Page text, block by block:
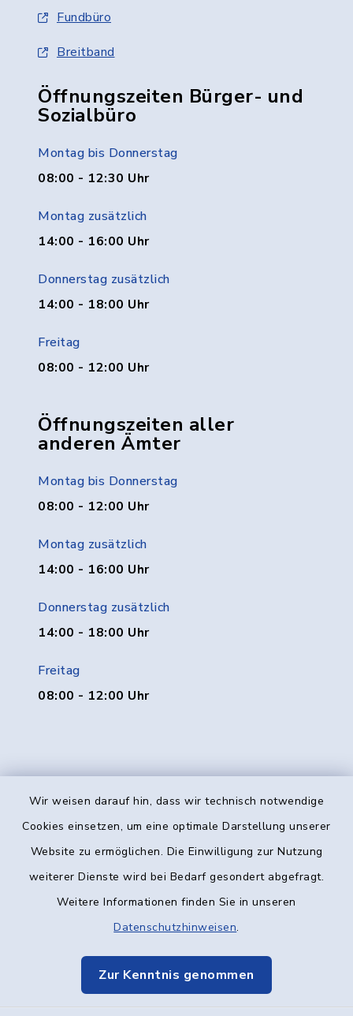
Wir weisen darauf hin, dass wir technisch notwendige
Cookies einsetzen, um eine optimale Darstellung unserer
Website zu ermöglichen. Die Einwilligung zur Nutzung
weiterer Dienste wird bei Bedarf gesondert abgefragt.
Weitere Informationen finden Sie in unseren
Datenschutzhinweisen.
Zur Kenntnis genommen
Fundbüro
Breitband
Öffnungszeiten Bürger- und
Sozialbüro
Montag bis Donnerstag
08:00 - 12:30 Uhr
Montag zusätzlich
14:00 - 16:00 Uhr
Donnerstag zusätzlich
14:00 - 18:00 Uhr
Freitag
08:00 - 12:00 Uhr
Öffnungszeiten aller
anderen Ämter
Montag bis Donnerstag
08:00 - 12:00 Uhr
Montag zusätzlich
14:00 - 16:00 Uhr
Donnerstag zusätzlich
14:00 - 18:00 Uhr
Freitag
08:00 - 12:00 Uhr
Kontakt
Datenschutz
Elektronische Kommunikation